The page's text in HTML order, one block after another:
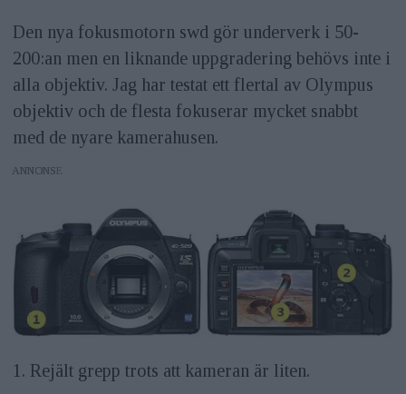
Den nya fokusmotorn swd gör underverk i 50-
200:an men en liknande uppgradering behövs inte i
alla objektiv. Jag har testat ett flertal av Olympus
objektiv och de flesta fokuserar mycket snabbt
med de nyare kamerahusen.
ANNONS
1. Rejält grepp trots att kameran är liten.